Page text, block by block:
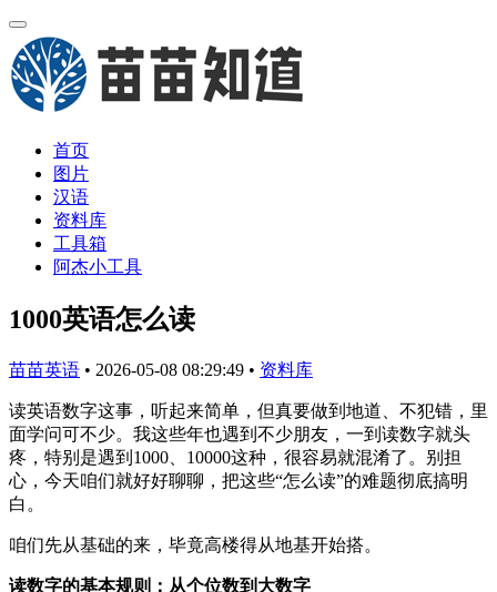
首页
图片
汉语
资料库
工具箱
阿杰小工具
1000英语怎么读
苗苗英语 • 2026-05-08 08:29:49 • 资料库
读英语数字这事，听起来简单，但真要做到地道、不犯错，里
面学问可不少。我这些年也遇到不少朋友，一到读数字就头
疼，特别是遇到1000、10000这种，很容易就混淆了。别担
心，今天咱们就好好聊聊，把这些“怎么读”的难题彻底搞明
白。
咱们先从基础的来，毕竟高楼得从地基开始搭。
读数字的基本规则：从个位数到大数字